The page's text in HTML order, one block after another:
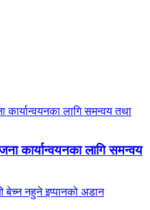
कार्यान्वयनका लागि समन्वय